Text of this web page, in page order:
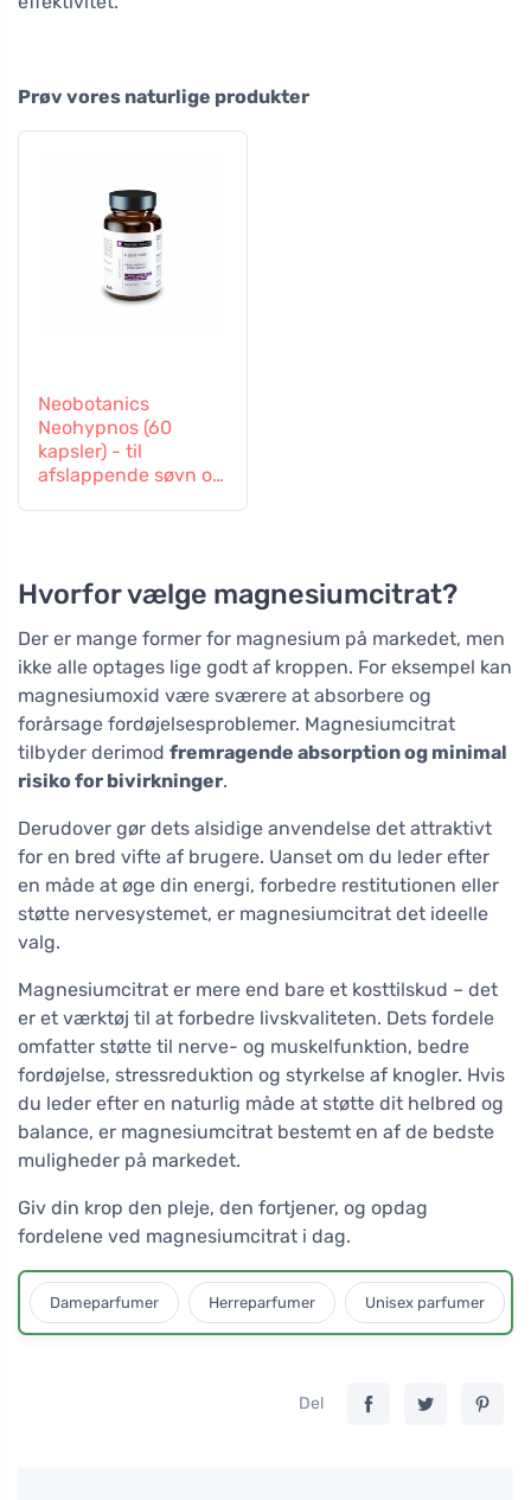
Prøv vores naturlige produkter
Neobotanics
Neohypnos (60
kapsler) - til
afslappende søvn og
Hvorfor vælge magnesiumcitrat?
Der er mange former for magnesium på markedet, men
ikke alle optages lige godt af kroppen. For eksempel kan
magnesiumoxid være sværere at absorbere og
forårsage fordøjelsesproblemer. Magnesiumcitrat
tilbyder derimod fremragende absorption og minimal
risiko for bivirkninger.
Derudover gør dets alsidige anvendelse det attraktivt
for en bred vifte af brugere. Uanset om du leder efter
en måde at øge din energi, forbedre restitutionen eller
støtte nervesystemet, er magnesiumcitrat det ideelle
valg.
Magnesiumcitrat er mere end bare et kosttilskud – det
er et værktøj til at forbedre livskvaliteten. Dets fordele
omfatter støtte til nerve- og muskelfunktion, bedre
fordøjelse, stressreduktion og styrkelse af knogler. Hvis
du leder efter en naturlig måde at støtte dit helbred og
balance, er magnesiumcitrat bestemt en af de bedste
muligheder på markedet.
Giv din krop den pleje, den fortjener, og opdag
fordelene ved magnesiumcitrat i dag.
Dameparfumer Herreparfumer Unisex parfumer
Del